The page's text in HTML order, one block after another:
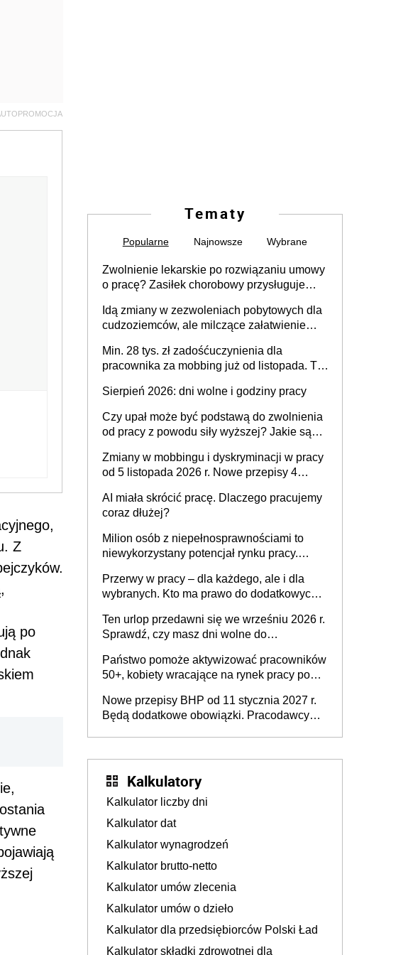
Z
po
Tematy
Popularne Najnowsze Wybrane
Zwolnienie lekarskie po rozwiązaniu umowy
o pracę? Zasiłek chorobowy przysługuje
dni od ustania stosunku pracy
Idą zmiany w zezwoleniach pobytowych dla
cudzoziemców, ale milczące załatwienie
Min. 28 tys. zł zadośćuczynienia dla
pracownika za mobbing już od listopada. To
zespołu
Sierpień 2026: dni wolne i godziny pracy
Czy upał może być podstawą do zwolnienia
od pracy z powodu siły wyższej? Jakie są
Zmiany w mobbingu i dyskryminacji w pracy
od 5 listopada 2026 r. Nowe przepisy 4
Ustaw
AI miała skrócić pracę. Dlaczego pracujemy
coraz dłużej?
Milion osób z niepełnosprawnościami to
niewykorzystany potencjał rynku pracy.
dofinansowań czy refundacji, ale bariery po
stronie systemu i świadomości
pracodawców [WYWIAD]
Przerwy w pracy – dla każdego, ale i dla
wybranych. Kto ma prawo do dodatkowych
Ten urlop przedawni się we wrześniu 2026 r.
Sprawdź, czy masz dni wolne do
Państwo pomoże aktywizować pracowników
50+, kobiety wracające na rynek pracy po
osoby neuroatypowe. Powstanie Fundusz
na rzecz Inkluzywności w Zatrudnianiu?
Nowe przepisy BHP od 11 stycznia 2027 r.
Będą dodatkowe obowiązki. Pracodawcy
Kalkulatory
Kalkulator liczby dni
Kalkulator dat
Kalkulator wynagrodzeń
Kalkulator brutto-netto
Kalkulator umów zlecenia
Kalkulator umów o dzieło
Kalkulator dla przedsiębiorców Polski Ład
Kalkulator składki zdrowotnej dla